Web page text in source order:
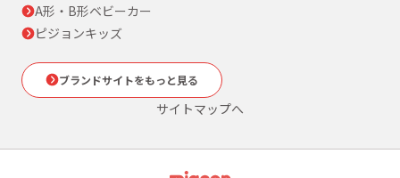
A形・B形ベビーカー
ピジョンキッズ
ブランドサイトをもっと見る
サイトマップへ